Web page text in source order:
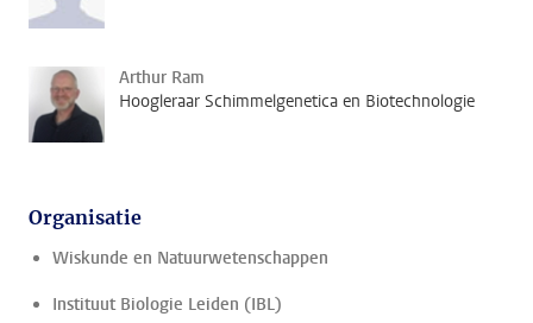
Arthur Ram
Hoogleraar Schimmelgenetica en Biotechnologie
Organisatie
Wiskunde en Natuurwetenschappen
Instituut Biologie Leiden (IBL)